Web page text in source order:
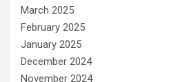
March 2025
February 2025
January 2025
December 2024
November 2024